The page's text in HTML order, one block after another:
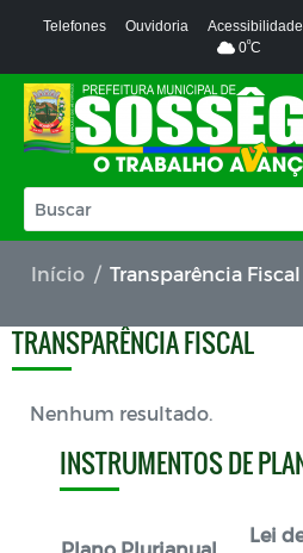
Telefones Ouvidoria Acessibilidade
0ºC
Início Transparência Fiscal
TRANSPARÊNCIA FISCAL
Nenhum resultado.